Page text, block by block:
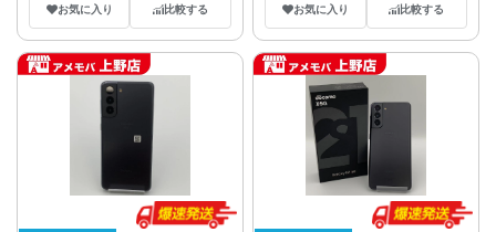
お気に入り 比較する お気に入り 比較する